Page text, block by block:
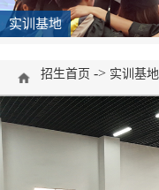
实训基地
招生首页 -> 实训基地